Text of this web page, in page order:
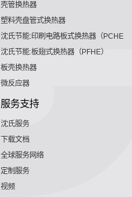
壳管换热器
塑料壳盘管式换热器
沈氏节能:印刷电路板式换热器（PCHE）
沈氏节能:板翅式换热器（PFHE）
板壳换热器
微反应器
服务支持
沈氏服务
下载文档
全球服务网络
定制服务
视频